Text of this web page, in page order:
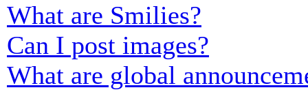
What are Smilies?
Can I post images?
What are global